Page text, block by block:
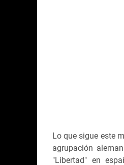
Lo que sigue este
agrupación
"Libertad" en